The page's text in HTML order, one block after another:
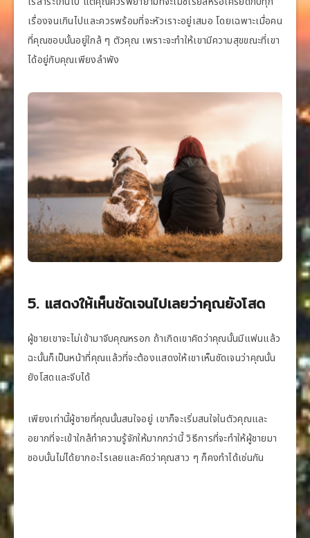
เรื่องจนเกินไปและควรพร้อมที่จะหัวเราะอยู่เสมอ โดยเฉพาะเมื่อคน
ที่คุณชอบนั้นอยู่ใกล้ ๆ ตัวคุณ เพราะจะทำให้เขามีความสุขขณะที่เขา
ได้อยู่กับคุณเพียงลำพัง
5. แสดงให้เห็นชัดเจนไปเลยว่าคุณยังโสด
ผู้ชายเขาจะไม่เข้ามาจีบคุณหรอก ถ้าเกิดเขาคิดว่าคุณนั้นมีแฟนแล้ว
ฉะนั้นก็เป็นหน้าที่คุณแล้วที่จะต้องแสดงให้เขาเห็นชัดเจนว่าคุณนั้น
ยังโสดและจีบได้
เพียงเท่านี้ผู้ชายที่คุณนั้นสนใจอยู่ เขาก็จะเริ่มสนใจในตัวคุณและ
อยากที่จะเข้าใกล้ทำความรู้จักให้มากกว่านี้ วิธีการที่จะทำให้ผู้ชายมา
ชอบนั้นไม่ได้ยากอะไรเลยและคิดว่าคุณสาว ๆ ก็คงทำได้เช่นกัน